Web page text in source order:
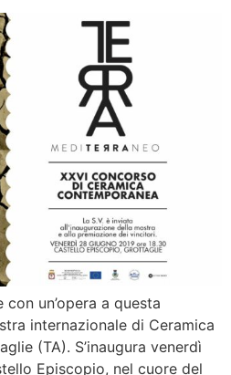
un’opera a questa
internazionale di Ceramica
(TA). S’inaugura venerdì
Episcopio, nel cuore del